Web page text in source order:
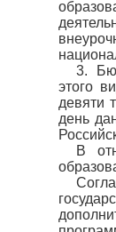
3.
этого
девяти
день
В